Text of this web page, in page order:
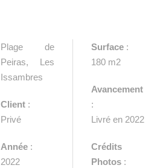
Plage de
Peiras, Les
Issambres
Client :
Privé
Année :
2022
Surface:
180 m2
Avancement
:
Livré en 2022
Crédits
Photos :